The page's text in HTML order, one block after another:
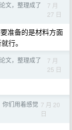
文，整理成了
7 月
27 日
准备的是材料方面
行。
文，整理成了
7 月
25 日
你们用着感觉 7 月 20
日